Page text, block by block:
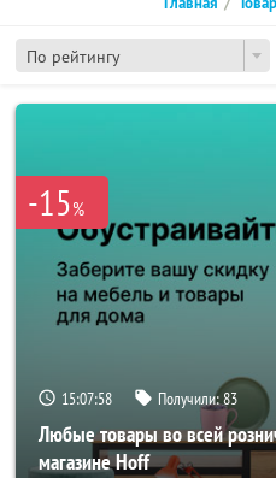
По рейтингу
-15%
15:07:58 Получили:83
Любые товары во всей
магазине Hoff